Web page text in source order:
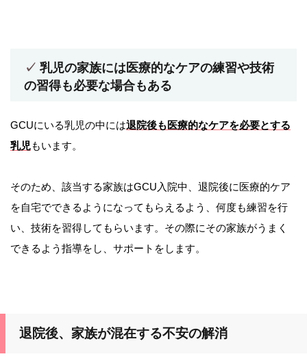
乳児の家族には医療的なケアの練習や技術
の習得も必要な場合もある
GCUにいる乳児の中には退院後も医療的なケアを必要とする
乳児もいます。
そのため、該当する家族はGCU入院中、退院後に医療的ケア
を自宅でできるようになってもらえるよう、何度も練習を行
い、技術を習得してもらいます。その際にその家族がうまく
できるよう指導をし、サポートをします。
退院後、家族が混在する不安の解消